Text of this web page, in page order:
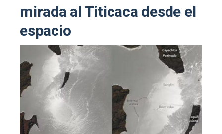
mirada al Titicaca desde el
espacio